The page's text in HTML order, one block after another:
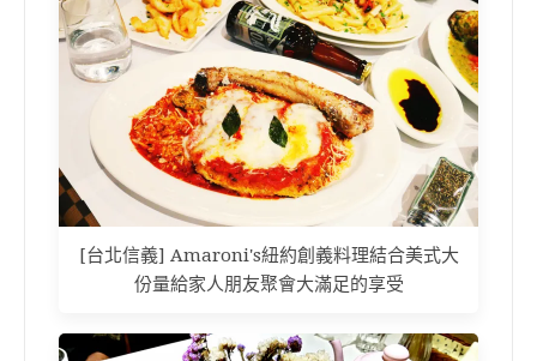
[台北信義] Amaroni's紐約創義料理結合美式大
份量給家人朋友聚會大滿足的享受